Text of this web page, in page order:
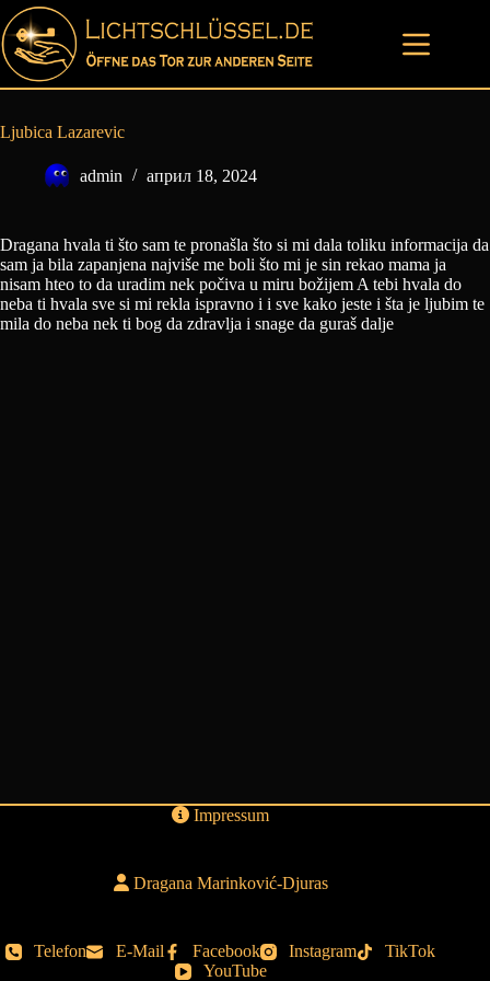
Skip
to
content
DRAGANI
PONUDE
KONTAKT
DE
Ljubica Lazarevic
admin април 18, 2024
Dragana hvala ti što sam te pronašla što si mi dala toliku informacija da
sam ja bila zapanjena najviše me boli što mi je sin rekao mama ja
nisam hteo to da uradim nek počiva u miru božijem A tebi hvala do
neba ti hvala sve si mi rekla ispravno i i sve kako jeste i šta je ljubim te
mila do neba nek ti bog da zdravlja i snage da guraš dalje
Impressum
Dragana Marinković-Djuras
Telefon E-Mail Facebook Instagram
TikTok
YouTube